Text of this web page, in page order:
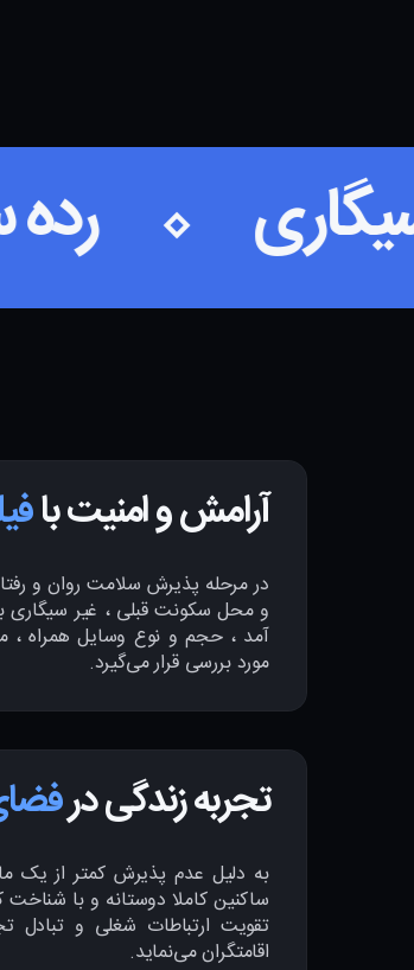
غیر سیگاری
آرامش و امنیت با
در مرحله پذیرش سلامت روان و
و محل سکونت قبلی ، غیر
آمد ، حجم و نوع وسایل همراه
مورد بررسی قرار می‌گیرد.
تجربه زندگی در
به دلیل عدم پذیرش کمتر از یک
ساکنین کاملا دوستانه و با
تقویت ارتباطات شغلی و تبادل
اقامتگران می‌نماید.